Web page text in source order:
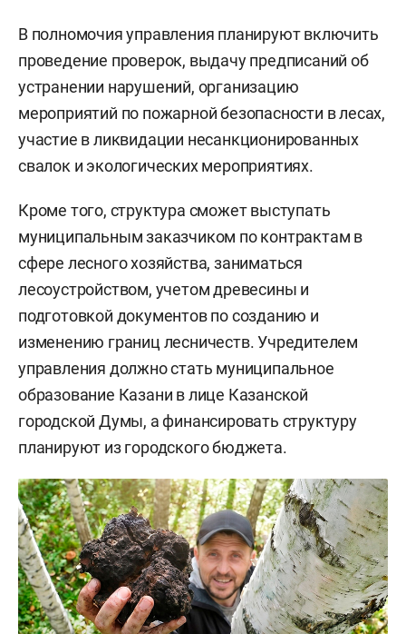
В полномочия управления планируют включить
проведение проверок, выдачу предписаний об
устранении нарушений, организацию
мероприятий по пожарной безопасности в лесах,
участие в ликвидации несанкционированных
свалок и экологических мероприятиях.
Кроме того, структура сможет выступать
муниципальным заказчиком по контрактам в
сфере лесного хозяйства, заниматься
лесоустройством, учетом древесины и
подготовкой документов по созданию и
изменению границ лесничеств. Учредителем
управления должно стать муниципальное
образование Казани в лице Казанской
городской Думы, а финансировать структуру
планируют из городского бюджета.